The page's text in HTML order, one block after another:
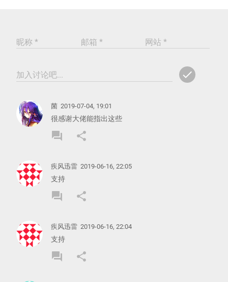
昵称 * 邮箱 * 网站 *
加入讨论吧... checkADD
菌 2019-07-04, 19:01
很感谢大佬能指出这些
forumREPLY
shareSHARE
疾风迅雷 2019-06-16, 22:05
支持
forumREPLY
shareSHARE
疾风迅雷 2019-06-16, 22:04
支持
forumREPLY
shareSHARE